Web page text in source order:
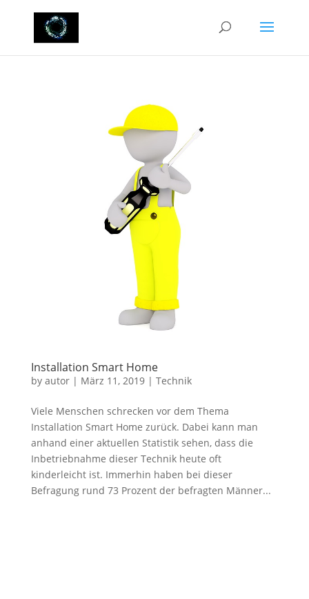
Installation Smart Home
by autor| März 11, 2019| Technik
Viele Menschen schrecken vor dem Thema
Installation Smart Home zurück. Dabei kann man
anhand einer aktuellen Statistik sehen, dass die
Inbetriebnahme dieser Technik heute oft
kinderleicht ist. Immerhin haben bei dieser
Befragung rund 73 Prozent der befragten Männer...